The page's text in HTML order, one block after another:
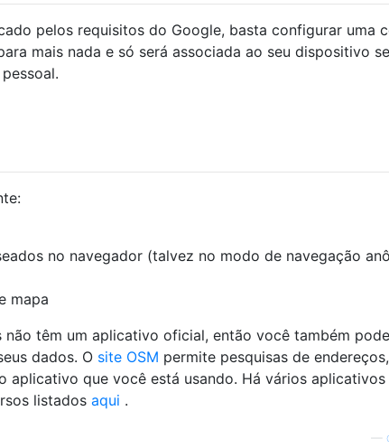
pelos requisitos do Google, basta configurar uma
mais nada e só será associada ao seu dispositivo
no navegador (talvez no modo de navegação
mapa
não têm um aplicativo oficial, então você também pode
dados. O site OSM permite pesquisas de
aplicativo que você está usando. Há vários aplicativos
listados aqui .